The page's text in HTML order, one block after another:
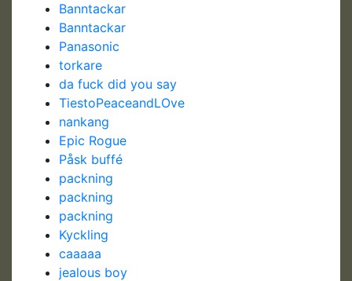
Banntackar
Banntackar
Panasonic
torkare
da fuck did you say
TiestoPeaceandLOve
nankang
Epic Rogue
Påsk buffé
packning
packning
packning
Kyckling
caaaaa
jealous boy